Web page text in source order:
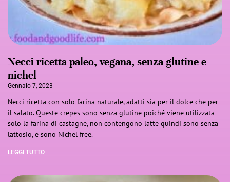
Necci ricetta paleo, vegana, senza glutine e
nichel
Gennaio 7, 2023
Necci ricetta con solo farina naturale, adatti sia per il dolce che per
il salato. Queste crepes sono senza glutine poiché viene utilizzata
solo la farina di castagne, non contengono latte quindi sono senza
lattosio, e sono Nichel free.
LEGGI TUTTO